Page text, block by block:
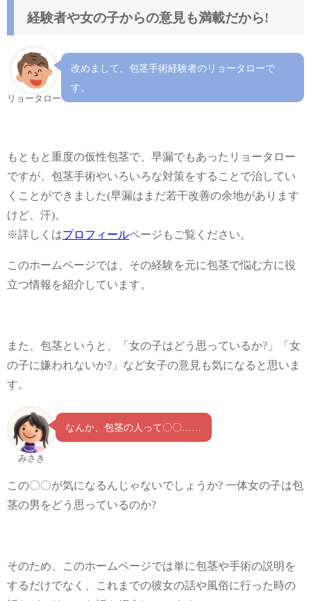
経験者や女の子からの意見も満載だから!
リョータロー
改めまして、包茎手術経験者のリョータローで
す。
もともと重度の仮性包茎で、早漏でもあったリョータロー
ですが、包茎手術やいろいろな対策をすることで治してい
くことができました(早漏はまだ若干改善の余地があります
けど、汗)。
※詳しくはプロフィールページもご覧ください。
このホームページでは、その経験を元に包茎で悩む方に役
立つ情報を紹介しています。
また、包茎というと、「女の子はどう思っているか?」「女
の子に嫌われないか?」など女子の意見も気になると思いま
す。
みさき
なんか、包茎の人って〇〇……
この〇〇が気になるんじゃないでしょうか? 一体女の子は包
茎の男をどう思っているのか?
そのため、このホームページでは単に包茎や手術の説明を
するだけでなく、これまでの彼女の話や風俗に行った時の